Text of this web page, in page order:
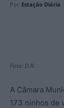
Por Estação Diária
Foto: D.R.
A Câmara
173 ninhos de